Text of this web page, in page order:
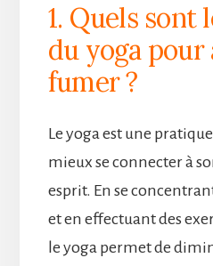
1. Quels sont
du yoga
fumer ?
Le yoga est une
mieux se connecter à
esprit. En se
et en effectuant des
le yoga permet de